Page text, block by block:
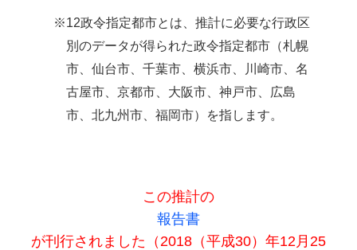
※12政令指定都市とは、推計に必要な行政区
別のデータが得られた政令指定都市（札幌
市、仙台市、千葉市、横浜市、川崎市、名
古屋市、京都市、大阪市、神戸市、広島
市、北九州市、福岡市）を指します。
この推計の
報告書
が刊行されました（2018（平成30）年12月25